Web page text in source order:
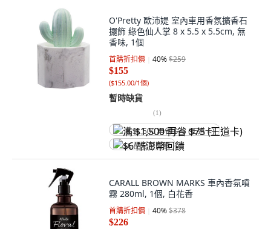
O'Pretty 歐沛媞 室內車用香氛擴香石
擺飾 綠色仙人掌 8 x 5.5 x 5.5cm, 無
香味, 1個
首購折扣價 40%$259
$155
($155.00/1個)
暫時缺貨
(1)
满 $1,500 再省 $75 (王道卡)
$6 酷澎幣回饋
CARALL BROWN MARKS 車內香氛噴
霧 280ml, 1個, 白花香
首購折扣價 40%$378
$226